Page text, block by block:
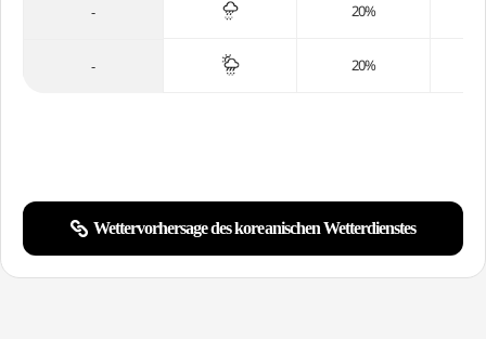
- 20%
- 20%
Wettervorhersage des koreanischen Wetterdienstes